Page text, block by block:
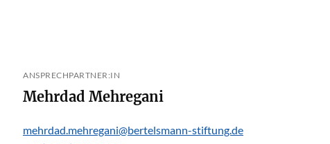
ANSPRECHPARTNER:IN
Mehrdad Mehregani
mehrdad.mehregani@bertelsmann-stiftung.de